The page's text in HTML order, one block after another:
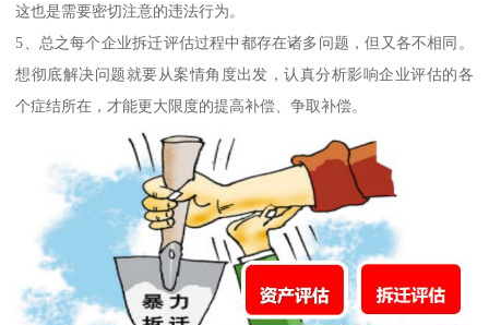
这也是需要密切注意的违法行为。
5、总之每个企业拆迁评估过程中都存在诸多问题，但又各不相同。
想彻底解决问题就要从案情角度出发，认真分析影响企业评估的各
个症结所在，才能更大限度的提高补偿、争取补偿。